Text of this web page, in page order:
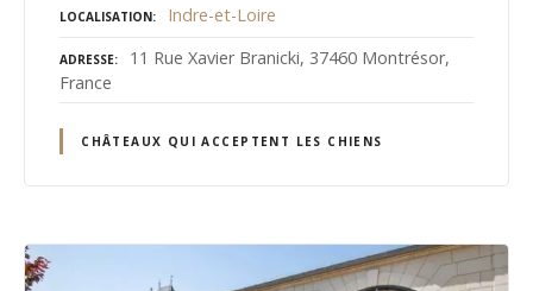
LOCALISATION Indre-et-Loire
ADRESSE
11 Rue Xavier Branicki, 37460 Montrésor,
France
CHÂTEAUX QUI ACCEPTENT LES CHIENS